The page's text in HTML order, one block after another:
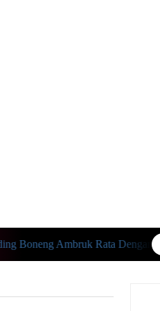
Ambruk Rata Dengan Tanah